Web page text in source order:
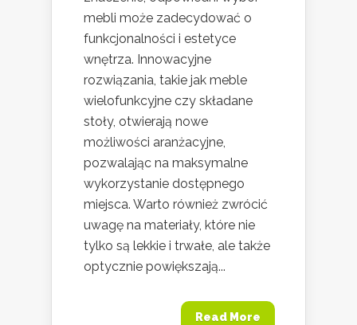
mebli może zadecydować o
funkcjonalności i estetyce
wnętrza. Innowacyjne
rozwiązania, takie jak meble
wielofunkcyjne czy składane
stoły, otwierają nowe
możliwości aranżacyjne,
pozwalając na maksymalne
wykorzystanie dostępnego
miejsca. Warto również zwrócić
uwagę na materiały, które nie
tylko są lekkie i trwałe, ale także
optycznie powiększają...
Read More